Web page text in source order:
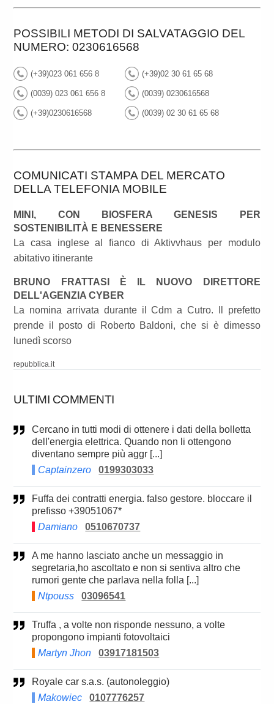
POSSIBILI METODI DI SALVATAGGIO DEL
NUMERO: 0230616568
(+39)023 061 656 8 (+39)02 30 61 65 68
(0039) 023 061 656 8 (0039) 0230616568
(+39)0230616568 (0039) 02 30 61 65 68
COMUNICATI STAMPA DEL MERCATO
DELLA TELEFONIA MOBILE
MINI, CON BIOSFERA GENESIS PER
SOSTENIBILITÀ E BENESSERE
La casa inglese al fianco di Aktivvhaus per modulo
abitativo itinerante
BRUNO FRATTASI È IL NUOVO DIRETTORE
DELL'AGENZIA CYBER
La nomina arrivata durante il Cdm a Cutro. Il prefetto
prende il posto di Roberto Baldoni, che si è dimesso
lunedì scorso
repubblica.it
ULTIMI COMMENTI
Cercano in tutti modi di ottenere i dati della bolletta
dell'energia elettrica. Quando non li ottengono
diventano sempre più aggr [...]
Captainzero
0199303033
Fuffa dei contratti energia. falso gestore. bloccare il
prefisso +39051067*
Damiano
0510670737
A me hanno lasciato anche un messaggio in
segretaria,ho ascoltato e non si sentiva altro che
rumori gente che parlava nella folla [...]
Ntpouss
03096541
Truffa , a volte non risponde nessuno, a volte
propongono impianti fotovoltaici
Martyn Jhon
03917181503
Royale car s.a.s. (autonoleggio)
Makowiec
0107776257